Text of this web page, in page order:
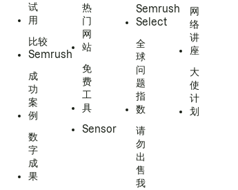
试
用
比较
Semrush
成
功
案
例
数
字
成
果
热
门
网
站
免
费
工
具
Sensor
Semrush
Select
全
球
问
题
指
数
请
勿
出
售
我
网
络
讲
座
大
使
计
划